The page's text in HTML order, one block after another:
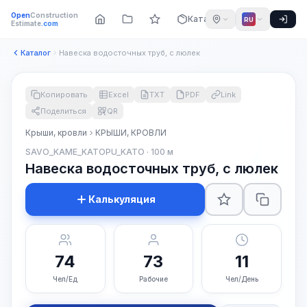
OpenConstruction
Estimate.com Каталог RU
Каталог Навеска водосточных труб, с люлек
Копировать Excel TXT PDF
Link
Поделиться
QR
Крыши, кровли
КРЫШИ, КРОВЛИ
SAVO_KAME_KATOPU_KATO · 100 м
Навеска водосточных труб, с люлек
Калькуляция
74
Чел/Ед
73
Рабочие
11
Чел/День